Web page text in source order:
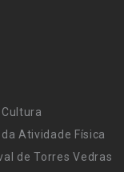
Atividade Física
de Torres Vedras